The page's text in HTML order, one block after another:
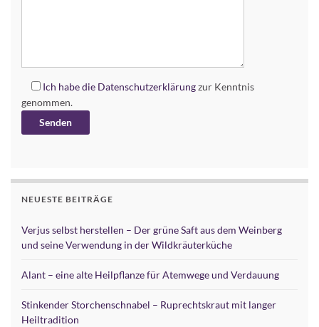
Ich habe die Datenschutzerklärungzur Kenntnis
genommen.
NEUESTE BEITRÄGE
Verjus selbst herstellen – Der grüne Saft aus dem Weinberg
und seine Verwendung in der Wildkräuterküche
Alant – eine alte Heilpflanze für Atemwege und Verdauung
Stinkender Storchenschnabel – Ruprechtskraut mit langer
Heiltradition